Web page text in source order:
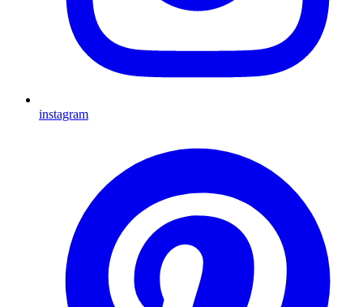
instagram